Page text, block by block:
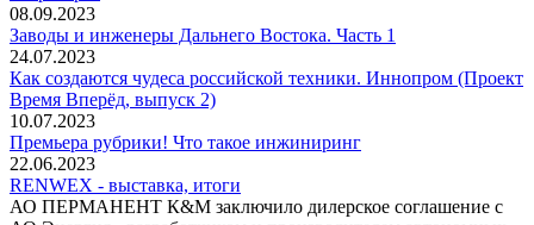
08.09.2023
Заводы и инженеры Дальнего Востока. Часть 1
24.07.2023
Как создаются чудеса российской техники. Иннопром (Проект
Время Вперёд, выпуск 2)
10.07.2023
Премьера рубрики! Что такое инжиниринг
22.06.2023
RENWEX - выставка, итоги
АО ПЕРМАНЕНТ К&М заключило дилерское соглашение с